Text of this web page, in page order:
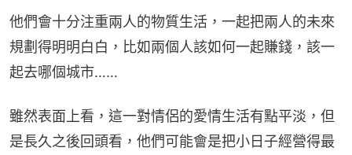
他們會十分注重兩人的物質生活，一起把兩人的未來
規劃得明明白白，比如兩個人該如何一起賺錢，該一
起去哪個城市……
雖然表面上看，這一對情侶的愛情生活有點平淡，但
是長久之後回頭看，他們可能會是把小日子經營得最